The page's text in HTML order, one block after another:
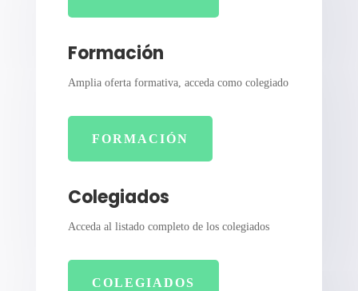
Formación
Amplia oferta formativa, acceda como colegiado
FORMACIÓN
Colegiados
Acceda al listado completo de los colegiados
COLEGIADOS